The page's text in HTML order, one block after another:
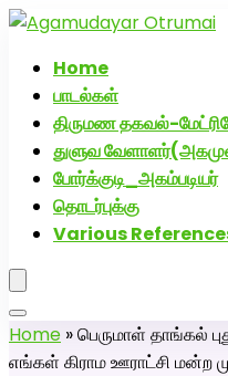
Home
பாடல்கள்
திருமண தகவல்-
துளுவ
போர்க்குடி_அகம்படியர்
தொடர்புக்கு
Various
Home »பெருமாள் தாங்கல்
எங்கள் கிராம ஊராட்சி மன்ற
அகமுடையார் திருமண